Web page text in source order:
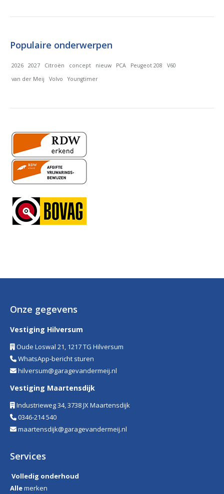
Populaire onderwerpen
2026 2027 Citroën concept nieuw PCA Peugeot 208
V60
van der Meij
Volvo Youngtimer
Onze gegevens
Vestiging Hilversum
Oude Loswal 21, 1217 TG Hilversum
WhatsApp-bericht sturen
hilversum@garagevandermeij.nl
Vestiging Maartensdijk
Industrieweg 34, 3738 JX Maartensdijk
0346-214 540
maartensdijk@garagevandermeij.nl
Services
Volledig onderhoud
Allemerken